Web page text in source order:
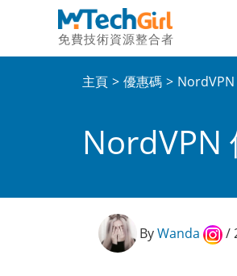
免費技術資源整合者
主頁 優惠碼 NordVPN
NordVPN
ByWanda /